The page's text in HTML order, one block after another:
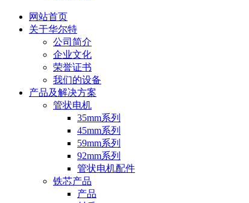
网站首页
关于华尔特
公司简介
企业文化
荣誉证书
我们的设备
产品及解决方案
管状电机
35mm系列
45mm系列
59mm系列
92mm系列
管状电机配件
铁芯产品
产品